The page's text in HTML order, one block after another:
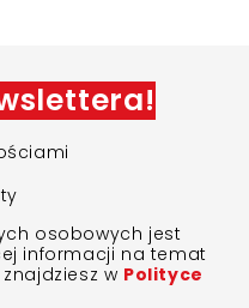
osobowych jest
informacji na temat
w Polityce